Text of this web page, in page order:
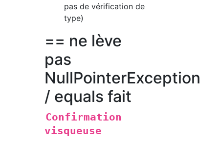
pas de vérification de
type)
== ne lève
pas
NullPointerException
/ equals fait
Confirmation
visqueuse